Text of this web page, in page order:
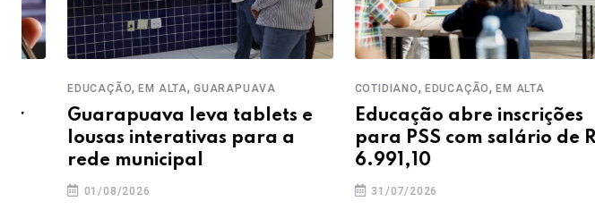
EDUCAÇÃO,EM ALTA,GUARAPUAVA
Guarapuava leva tablets e
lousas interativas para a
rede municipal
01/08/2026
COTIDIANO,EDUCAÇÃO,EM ALTA
Educação abre inscrições
para PSS com salário de R$
6.991,10
31/07/2026